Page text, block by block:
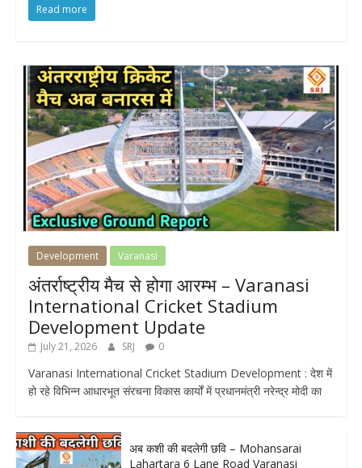
Read more
Development Varanasi
अंतर्राष्ट्रीय मैच से होगा आरम्भ – Varanasi
International Cricket Stadium
Development Update
July 21, 2026 SRJ 0
Varanasi International Cricket Stadium Development : देश में
हो रहे विभिन्न आधारभूत संरचना विकास कार्यों में प्रधानमंत्री नरेन्द्र मोदी का
अब कशी की बदलेगी छवि – Mohansarai
Lahartara 6 Lane Road Varanasi